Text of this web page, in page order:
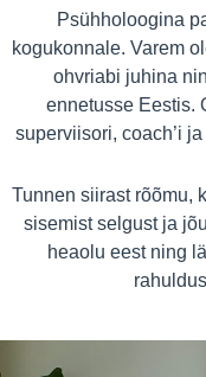
Psühholoogina
kogukonnale. Varem
ohvriabi juhina
ennetusse Eestis.
superviisori, coach’i
Tunnen siirast rõõmu,
sisemist selgust ja
heaolu eest ning